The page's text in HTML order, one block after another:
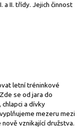
a II. třídy. Jejich činnost
letní tréninkové
se od jara do
a dívky
mezeru mezi
vznikající družstva.